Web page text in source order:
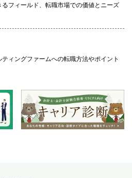
フィールド、転職市場での価値とニーズ
ィングファームへの転職方法やポイント